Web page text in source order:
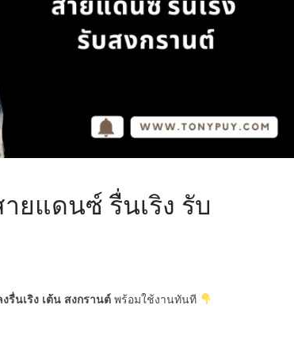
ยแดนซ์ รื่นเริง รับ
รื่นเริง เต้น สงกรานต์พร้อมใช้งานทันที